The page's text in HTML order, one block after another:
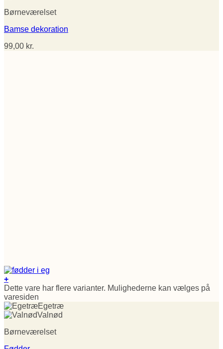
Børneværelset
Bamse dekoration
99,00 kr.
+
Dette vare har flere varianter. Mulighederne kan vælges på
varesiden
Egetræ
Valnød
Børneværelset